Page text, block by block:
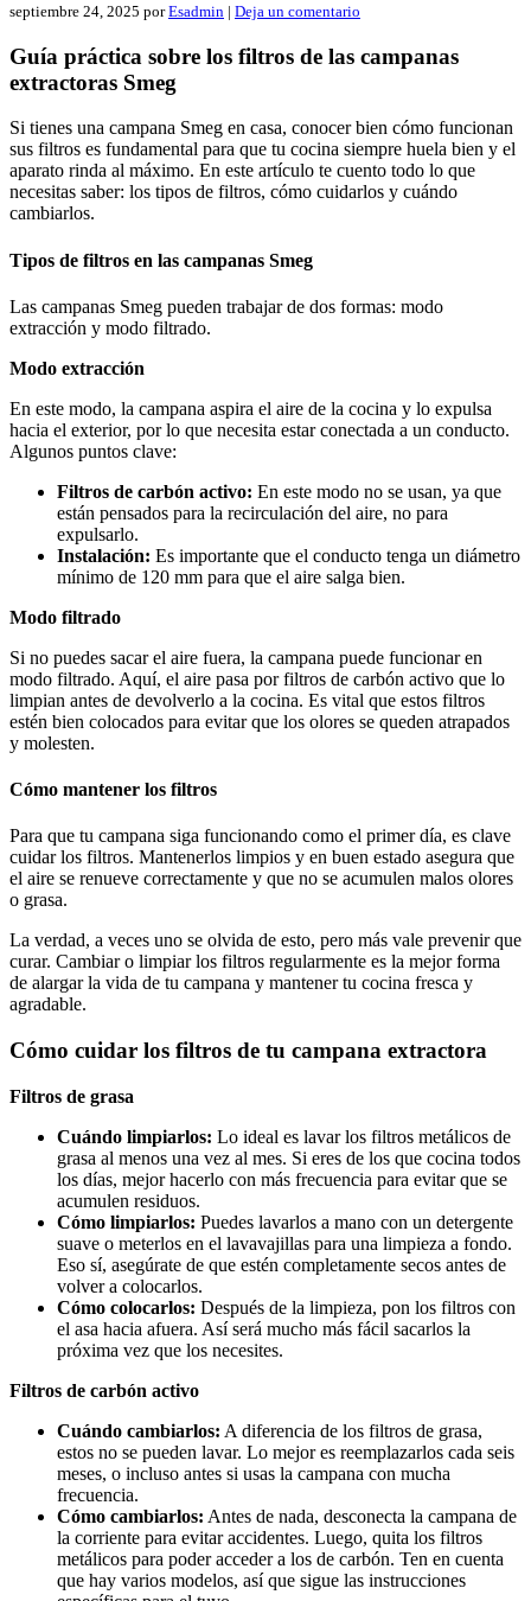
septiembre 24, 2025 porEsadmin | Deja un comentario
Guía práctica sobre los filtros de las campanas
extractoras Smeg
Si tienes una campana Smeg en casa, conocer bien cómo funcionan
sus filtros es fundamental para que tu cocina siempre huela bien y el
aparato rinda al máximo. En este artículo te cuento todo lo que
necesitas saber: los tipos de filtros, cómo cuidarlos y cuándo
cambiarlos.
Tipos de filtros en las campanas Smeg
Las campanas Smeg pueden trabajar de dos formas: modo
extracción y modo filtrado.
Modo extracción
En este modo, la campana aspira el aire de la cocina y lo expulsa
hacia el exterior, por lo que necesita estar conectada a un conducto.
Algunos puntos clave:
Filtros de carbón activo: En este modo no se usan, ya que
están pensados para la recirculación del aire, no para
expulsarlo.
Instalación: Es importante que el conducto tenga un diámetro
mínimo de 120 mm para que el aire salga bien.
Modo filtrado
Si no puedes sacar el aire fuera, la campana puede funcionar en
modo filtrado. Aquí, el aire pasa por filtros de carbón activo que lo
limpian antes de devolverlo a la cocina. Es vital que estos filtros
estén bien colocados para evitar que los olores se queden atrapados
y molesten.
Cómo mantener los filtros
Para que tu campana siga funcionando como el primer día, es clave
cuidar los filtros. Mantenerlos limpios y en buen estado asegura que
el aire se renueve correctamente y que no se acumulen malos olores
o grasa.
La verdad, a veces uno se olvida de esto, pero más vale prevenir que
curar. Cambiar o limpiar los filtros regularmente es la mejor forma
de alargar la vida de tu campana y mantener tu cocina fresca y
agradable.
Cómo cuidar los filtros de tu campana extractora
Filtros de grasa
Cuándo limpiarlos: Lo ideal es lavar los filtros metálicos de
grasa al menos una vez al mes. Si eres de los que cocina todos
los días, mejor hacerlo con más frecuencia para evitar que se
acumulen residuos.
Cómo limpiarlos: Puedes lavarlos a mano con un detergente
suave o meterlos en el lavavajillas para una limpieza a fondo.
Eso sí, asegúrate de que estén completamente secos antes de
volver a colocarlos.
Cómo colocarlos: Después de la limpieza, pon los filtros con
el asa hacia afuera. Así será mucho más fácil sacarlos la
próxima vez que los necesites.
Filtros de carbón activo
Cuándo cambiarlos: A diferencia de los filtros de grasa,
estos no se pueden lavar. Lo mejor es reemplazarlos cada seis
meses, o incluso antes si usas la campana con mucha
frecuencia.
Cómo cambiarlos: Antes de nada, desconecta la campana de
la corriente para evitar accidentes. Luego, quita los filtros
metálicos para poder acceder a los de carbón. Ten en cuenta
que hay varios modelos, así que sigue las instrucciones